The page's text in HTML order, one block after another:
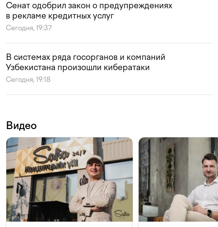
Сенат одобрил закон о предупреждениях
в рекламе кредитных услуг
Сегодня, 19:37
В системах ряда госорганов и компаний
Узбекистана произошли кибератаки
Сегодня, 19:18
Видео